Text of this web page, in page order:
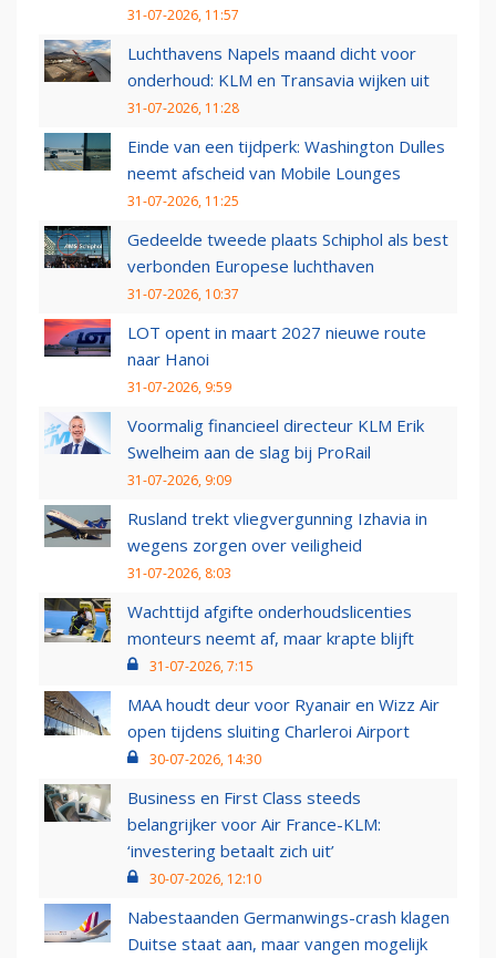
31-07-2026, 11:57
Luchthavens Napels maand dicht voor
onderhoud: KLM en Transavia wijken uit
31-07-2026, 11:28
Einde van een tijdperk: Washington Dulles
neemt afscheid van Mobile Lounges
31-07-2026, 11:25
Gedeelde tweede plaats Schiphol als best
verbonden Europese luchthaven
31-07-2026, 10:37
LOT opent in maart 2027 nieuwe route
naar Hanoi
31-07-2026, 9:59
Voormalig financieel directeur KLM Erik
Swelheim aan de slag bij ProRail
31-07-2026, 9:09
Rusland trekt vliegvergunning Izhavia in
wegens zorgen over veiligheid
31-07-2026, 8:03
Wachttijd afgifte onderhoudslicenties
monteurs neemt af, maar krapte blijft
31-07-2026, 7:15
MAA houdt deur voor Ryanair en Wizz Air
open tijdens sluiting Charleroi Airport
30-07-2026, 14:30
Business en First Class steeds
belangrijker voor Air France-KLM:
‘investering betaalt zich uit’
30-07-2026, 12:10
Nabestaanden Germanwings-crash klagen
Duitse staat aan, maar vangen mogelijk